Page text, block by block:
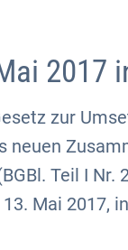
2017
zur
neuen
Teil I Nr.
Mai 2017,